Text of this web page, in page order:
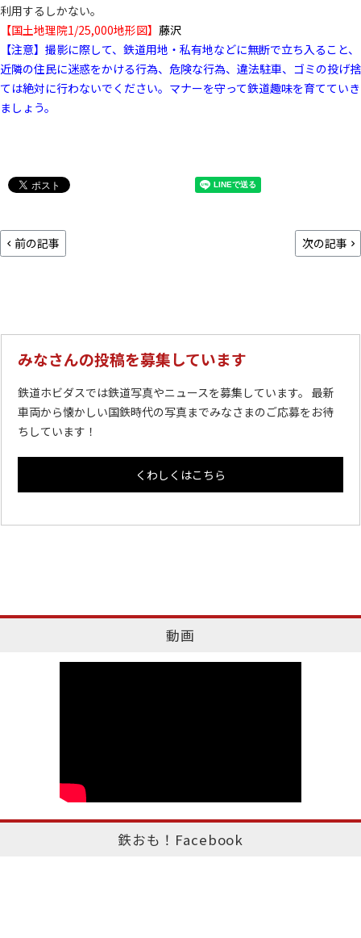
利用するしかない。
【国土地理院1/25,000地形図】 藤沢
【注意】撮影に際して、鉄道用地・私有地などに無断で立ち入ること、
近隣の住民に迷惑をかける行為、危険な行為、違法駐車、ゴミの投げ捨
ては絶対に行わないでください。マナーを守って鉄道趣味を育てていき
ましょう。
前の記事 次の記事
みなさんの投稿を募集しています
鉄道ホビダスでは鉄道写真やニュースを募集しています。 最新
車両から懐かしい国鉄時代の写真までみなさまのご応募をお待
ちしています！
くわしくはこちら
動画
鉄おも！Facebook